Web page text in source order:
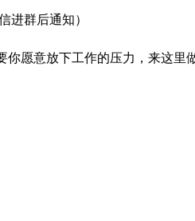
进群后通知）
你愿意放下工作的压力，来这里